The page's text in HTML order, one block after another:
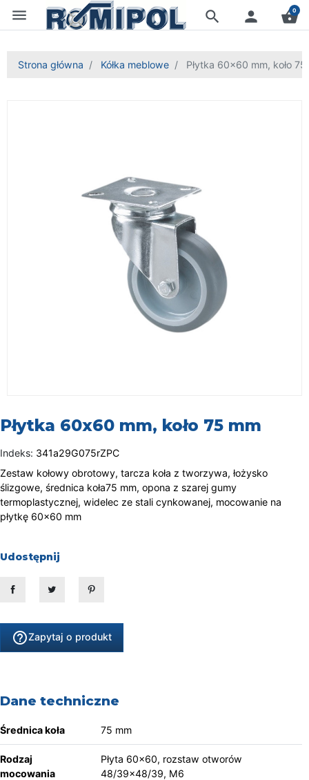
menu search person shopping_basket
0
Strona główna Kółka meblowe Płytka 60x60 mm, koło 75
Płytka 60x60 mm, koło 75 mm
Indeks: 341a29G075rZPC
Zestaw kołowy obrotowy, tarcza koła z tworzywa, łożysko
ślizgowe, średnica koła75 mm, opona z szarej gumy
termoplastycznej, widelec ze stali cynkowanej, mocowanie na
płytkę 60x60 mm
Udostępnij
help_outlineZapytaj o produkt
Dane techniczne
Średnica koła 75 mm
Rodzaj
mocowania
Płyta 60x60, rozstaw otworów
48/39x48/39, M6